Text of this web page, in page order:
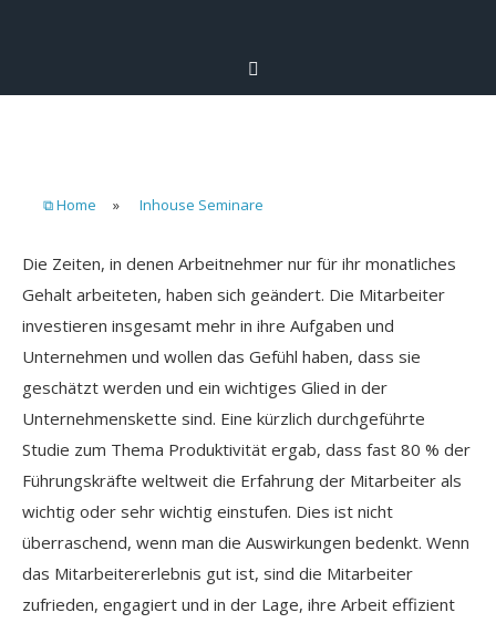
⧉ Home » Inhouse Seminare
Die Zeiten, in denen Arbeitnehmer nur für ihr monatliches
Gehalt arbeiteten, haben sich geändert. Die Mitarbeiter
investieren insgesamt mehr in ihre Aufgaben und
Unternehmen und wollen das Gefühl haben, dass sie
geschätzt werden und ein wichtiges Glied in der
Unternehmenskette sind. Eine kürzlich durchgeführte
Studie zum Thema Produktivität ergab, dass fast 80 % der
Führungskräfte weltweit die Erfahrung der Mitarbeiter als
wichtig oder sehr wichtig einstufen. Dies ist nicht
überraschend, wenn man die Auswirkungen bedenkt. Wenn
das Mitarbeitererlebnis gut ist, sind die Mitarbeiter
zufrieden, engagiert und in der Lage, ihre Arbeit effizient